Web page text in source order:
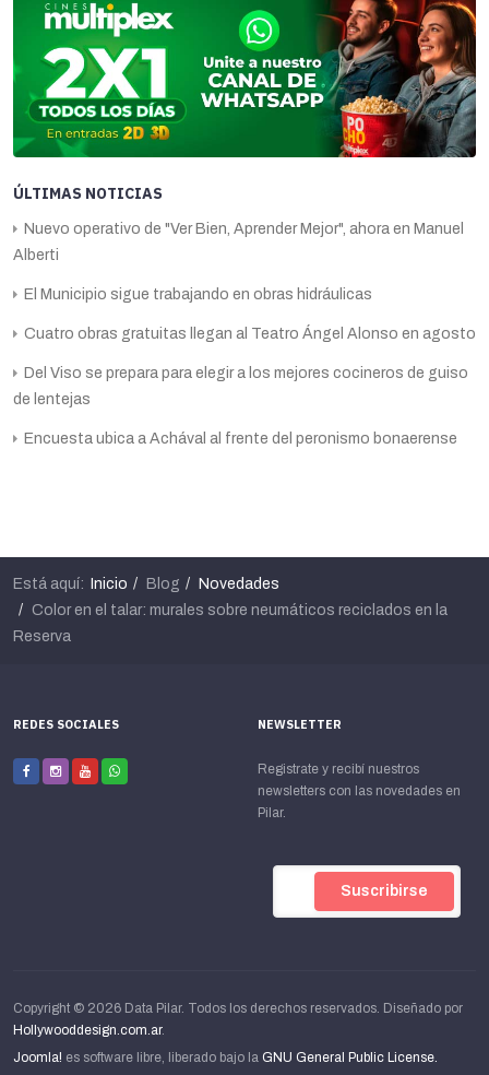
ÚLTIMAS NOTICIAS
Nuevo operativo de "Ver Bien, Aprender Mejor", ahora en Manuel
Alberti
El Municipio sigue trabajando en obras hidráulicas
Cuatro obras gratuitas llegan al Teatro Ángel Alonso en agosto
Del Viso se prepara para elegir a los mejores cocineros de guiso
de lentejas
Encuesta ubica a Achával al frente del peronismo bonaerense
Está aquí: Inicio Blog
Novedades
Color en el talar: murales sobre neumáticos reciclados en la
Reserva
REDES SOCIALES NEWSLETTER
Registrate y recibí nuestros
newsletters con las novedades en
Pilar.
Copyright © 2026 Data Pilar. Todos los derechos reservados. Diseñado por
Hollywooddesign.com.ar.
Joomla! es software libre, liberado bajo la GNU General Public License.